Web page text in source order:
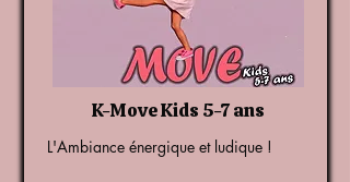
K-Move Kids 5-7 ans
L'Ambiance énergique et ludique !